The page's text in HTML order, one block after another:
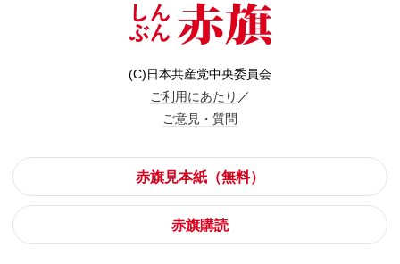
(C)日本共産党中央委員会
ご利用にあたり ／
ご意見・質問
赤旗見本紙（無料）
赤旗購読